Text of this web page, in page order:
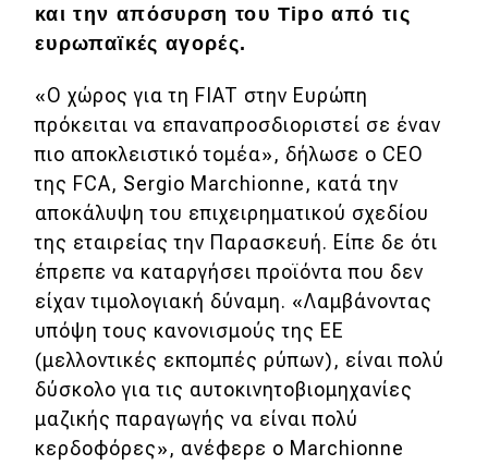
Κόσμος
Τεχνολογία
Ασφάλεια
Αγορά
Απόψεις
Test Drive
Δοκιμή
Αποστολή
Συγκρίνουμε
και την απόσυρση του Tipo από τις
ευρωπαϊκές αγορές.
«Ο χώρος για τη FIAT στην Ευρώπη
πρόκειται να επαναπροσδιοριστεί σε έναν
πιο αποκλειστικό τομέα», δήλωσε ο CEO
της FCA, Sergio Marchionne, κατά την
αποκάλυψη του επιχειρηματικού σχεδίου
της εταιρείας την Παρασκευή. Είπε δε ότι
έπρεπε να καταργήσει προϊόντα που δεν
είχαν τιμολογιακή δύναμη. «Λαμβάνοντας
υπόψη τους κανονισμούς της ΕΕ
(μελλοντικές εκπομπές ρύπων), είναι πολύ
δύσκολο για τις αυτοκινητοβιομηχανίες
μαζικής παραγωγής να είναι πολύ
κερδοφόρες», ανέφερε ο Marchionne